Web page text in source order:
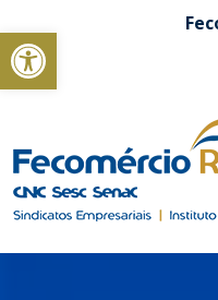
Abrir a barra de ferramentas